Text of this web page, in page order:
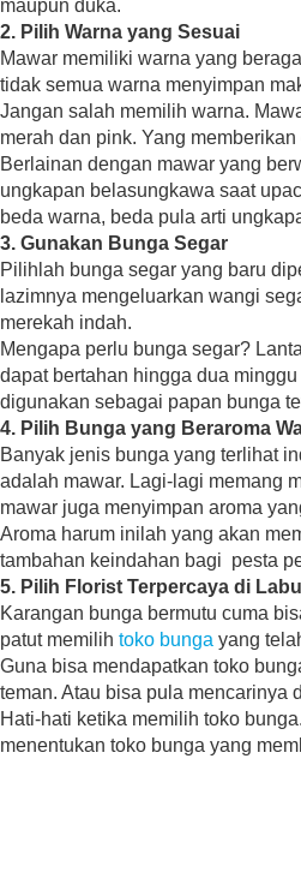
maupun duka.
2. Pilih Warna yang Sesuai
Mawar memiliki warna yang
tidak semua warna menyimpan
Jangan salah memilih warna.
merah dan pink. Yang
Berlainan dengan mawar yang
ungkapan belasungkawa saat
beda warna, beda pula arti
3. Gunakan Bunga Segar
Pilihlah bunga segar yang baru
lazimnya mengeluarkan wangi
merekah indah.
Mengapa perlu bunga segar?
dapat bertahan hingga dua
digunakan sebagai papan bunga
4. Pilih Bunga yang Beraroma
Banyak jenis bunga yang terlihat
adalah mawar. Lagi-lagi memang
mawar juga menyimpan aroma
Aroma harum inilah yang akan
tambahan keindahan bagi pesta
5. Pilih Florist Terpercaya di
Karangan bunga bermutu cuma
patut memilih toko bunga yang
Guna bisa mendapatkan toko
teman. Atau bisa pula mencarinya
Hati-hati ketika memilih toko
menentukan toko bunga yang